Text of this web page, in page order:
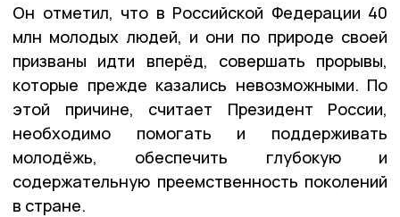
Он отметил, что в Российской Федерации 40
млн молодых людей, и они по природе своей
призваны идти вперёд, совершать прорывы,
которые прежде казались невозможными. По
этой причине, считает Президент России,
необходимо помогать и поддерживать
молодёжь, обеспечить глубокую и
содержательную преемственность поколений
в стране.